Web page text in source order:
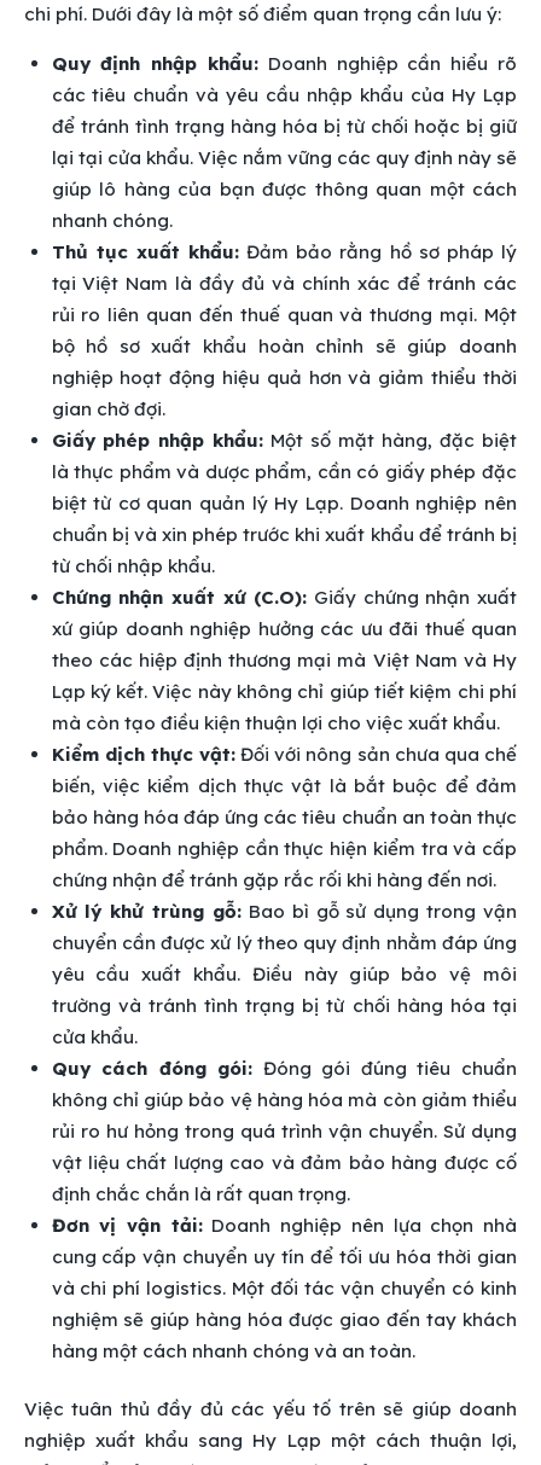
chi phí. Dưới đây là một số điểm quan trọng cần lưu ý:
Quy định nhập khẩu:Doanh nghiệp cần hiểu rõ
các tiêu chuẩn và yêu cầu nhập khẩu của Hy Lạp
để tránh tình trạng hàng hóa bị từ chối hoặc bị giữ
lại tại cửa khẩu. Việc nắm vững các quy định này sẽ
giúp lô hàng của bạn được thông quan một cách
nhanh chóng.
Thủ tục xuất khẩu:Đảm bảo rằng hồ sơ pháp lý
tại Việt Nam là đầy đủ và chính xác để tránh các
rủi ro liên quan đến thuế quan và thương mại. Một
bộ hồ sơ xuất khẩu hoàn chỉnh sẽ giúp doanh
nghiệp hoạt động hiệu quả hơn và giảm thiểu thời
gian chờ đợi.
Giấy phép nhập khẩu: Một số mặt hàng, đặc biệt
là thực phẩm và dược phẩm, cần có giấy phép đặc
biệt từ cơ quan quản lý Hy Lạp. Doanh nghiệp nên
chuẩn bị và xin phép trước khi xuất khẩu để tránh bị
từ chối nhập khẩu.
Chứng nhận xuất xứ (C.O): Giấy chứng nhận xuất
xứ giúp doanh nghiệp hưởng các ưu đãi thuế quan
theo các hiệp định thương mại mà Việt Nam và Hy
Lạp ký kết. Việc này không chỉ giúp tiết kiệm chi phí
mà còn tạo điều kiện thuận lợi cho việc xuất khẩu.
Kiểm dịch thực vật:Đối với nông sản chưa qua chế
biến, việc kiểm dịch thực vật là bắt buộc để đảm
bảo hàng hóa đáp ứng các tiêu chuẩn an toàn thực
phẩm. Doanh nghiệp cần thực hiện kiểm tra và cấp
chứng nhận để tránh gặp rắc rối khi hàng đến nơi.
Xử lý khử trùng gỗ:Bao bì gỗ sử dụng trong vận
chuyển cần được xử lý theo quy định nhằm đáp ứng
yêu cầu xuất khẩu. Điều này giúp bảo vệ môi
trường và tránh tình trạng bị từ chối hàng hóa tại
cửa khẩu.
Quy cách đóng gói: Đóng gói đúng tiêu chuẩn
không chỉ giúp bảo vệ hàng hóa mà còn giảm thiểu
rủi ro hư hỏng trong quá trình vận chuyển. Sử dụng
vật liệu chất lượng cao và đảm bảo hàng được cố
định chắc chắn là rất quan trọng.
Đơn vị vận tải:Doanh nghiệp nên lựa chọn nhà
cung cấp vận chuyển uy tín để tối ưu hóa thời gian
và chi phí logistics. Một đối tác vận chuyển có kinh
nghiệm sẽ giúp hàng hóa được giao đến tay khách
hàng một cách nhanh chóng và an toàn.
Việc tuân thủ đầy đủ các yếu tố trên sẽ giúp doanh
nghiệp xuất khẩu sang Hy Lạp một cách thuận lợi,